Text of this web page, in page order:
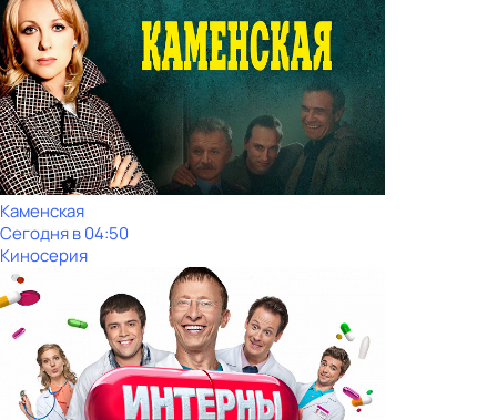
Каменская
Сегодня в 04:50
Киносерия